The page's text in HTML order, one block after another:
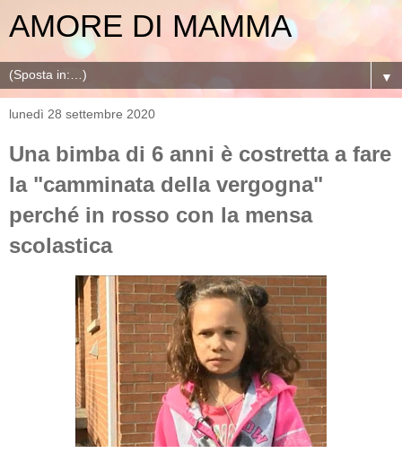
AMORE DI MAMMA
▼
lunedì 28 settembre 2020
Una bimba di 6 anni è costretta a fare
la "camminata della vergogna"
perché in rosso con la mensa
scolastica